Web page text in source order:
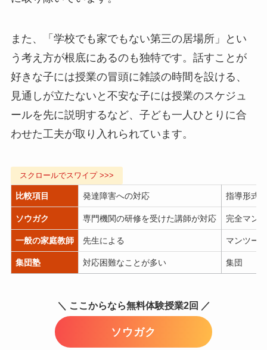
また、「学校でも家でもない第三の居場所」とい
う考え方が根底にあるのも独特です。話すことが
好きな子には授業の冒頭に雑談の時間を設ける、
見通しが立たないと不安な子には授業のスケジュ
ールを先に説明するなど、子ども一人ひとりに合
わせた工夫が取り入れられています。
比較項目
ソウガク
一般の家庭教師
集団塾
発達障害への対応
専門機関の研修を受けた講師が対応
先生による
対応困難なことが多い
指導形式
完全マン
マンツー
集団
＼ ここからなら無料体験授業2回 ／
ソウガク